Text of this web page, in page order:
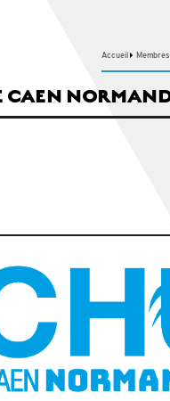
Accueil Membres
CAEN